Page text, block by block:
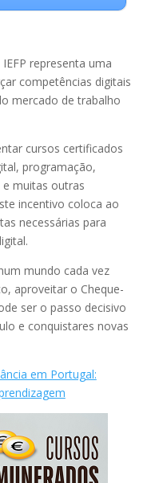
representa uma
competências digitais
mercado de trabalho
cursos certificados
programação,
e muitas outras
incentivo coloca ao
necessárias para
mundo cada vez
aproveitar o Cheque-
ser o passo decisivo
e conquistares novas
em Portugal: